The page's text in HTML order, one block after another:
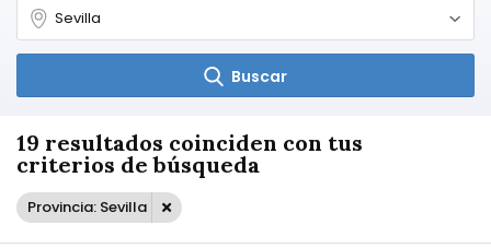
Buscar
19 resultados coinciden con tus
criterios de búsqueda
Provincia: Sevilla